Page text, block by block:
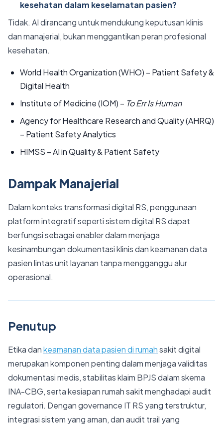
kesehatan dalam keselamatan pasien?
Tidak. AI dirancang untuk mendukung keputusan klinis
dan manajerial, bukan menggantikan peran profesional
kesehatan.
World Health Organization (WHO) – Patient Safety &
Digital Health
Institute of Medicine (IOM) – To Err Is Human
Agency for Healthcare Research and Quality (AHRQ)
– Patient Safety Analytics
HIMSS – AI in Quality & Patient Safety
Dampak Manajerial
Dalam konteks transformasi digital RS, penggunaan
platform integratif seperti sistem digital RS dapat
berfungsi sebagai enabler dalam menjaga
kesinambungan dokumentasi klinis dan keamanan data
pasien lintas unit layanan tanpa mengganggu alur
operasional.
Penutup
Etika dankeamanan data pasien di rumahsakit digital
merupakan komponen penting dalam menjaga validitas
dokumentasi medis, stabilitas klaim BPJS dalam skema
INA-CBG, serta kesiapan rumah sakit menghadapi audit
regulatori. Dengan governance IT RS yang terstruktur,
integrasi sistem yang aman, dan audit trail yang